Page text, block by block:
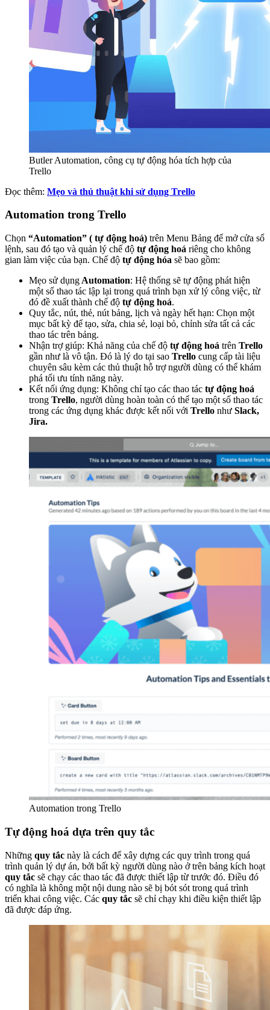
Butler Automation, công cụ tự động hóa tích hợp của
Trello
Đọc thêm: Mẹo và thủ thuật khi sử dụng Trello
Automation trong Trello
Chọn “Automation” ( tự động hoá) trên Menu Bảng để mở cửa sổ
lệnh, sau đó tạo và quản lý chế độ tự động hoá riêng cho không
gian làm việc của bạn. Chế độ tự động hóa sẽ bao gồm:
Mẹo sử dụng Automation: Hệ thống sẽ tự động phát hiện
một số thao tác lập lại trong quá trình bạn xử lý công việc, từ
đó đề xuất thành chế độ tự động hoá.
Quy tắc, nút, thẻ, nút bảng, lịch và ngày hết hạn: Chọn một
mục bất kỳ để tạo, sửa, chia sẻ, loại bỏ, chỉnh sửa tất cả các
thao tác trên bảng.
Nhận trợ giúp: Khả năng của chế độ tự động hoá trên Trello
gần như là vô tận. Đó là lý do tại sao Trello cung cấp tài liệu
chuyên sâu kèm các thủ thuật hỗ trợ người dùng có thể khám
phá tối ưu tính năng này.
Kết nối ứng dụng: Không chỉ tạo các thao tác tự động hoá
trong Trello, người dùng hoàn toàn có thể tạo một số thao tác
trong các ứng dụng khác được kết nối với Trello như Slack,
Jira.
Automation trong Trello
Tự động hoá dựa trên quy tắc
Những quy tắc này là cách để xây dựng các quy trình trong quá
trình quản lý dự án, bởi bất kỳ người dùng nào ở trên bảng kích hoạt
quy tắc sẽ chạy các thao tác đã được thiết lập từ trước đó. Điều đó
có nghĩa là không một nội dung nào sẽ bị bót sót trong quá trình
triển khai công việc. Các quy tắc sẽ chỉ chạy khi điều kiện thiết lập
đã được đáp ứng.